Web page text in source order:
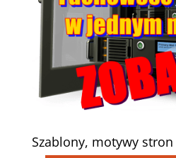
Szablony, motywy